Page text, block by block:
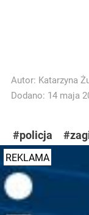
Autor: Katarzyna
Dodano: 14 maja
#policja
REKLAMA